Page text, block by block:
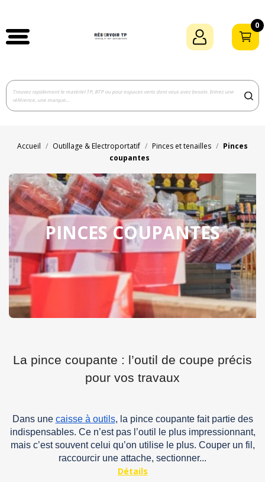
0
Accueil Outillage & Electroportatif Pinces et tenailles
Pinces
coupantes
PINCES COUPANTES
La pince coupante : l’outil de coupe précis
pour vos travaux
Dans une caisse à outils, la pince coupante fait partie des
indispensables. Ce n’est pas l’outil le plus impressionnant,
mais c’est souvent celui qu’on utilise le plus. Couper un fil,
raccourcir une attache, sectionner...